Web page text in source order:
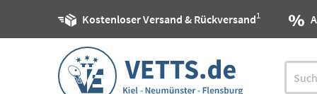
Kostenloser Versand & Rückversand1